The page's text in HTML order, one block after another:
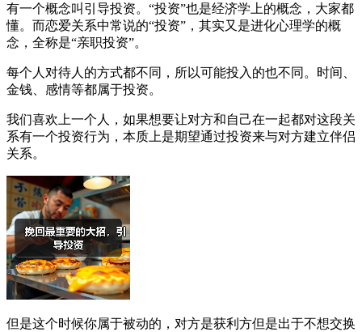
有一个概念叫引导投资。“投资”也是经济学上的概念，大家都
懂。而恋爱关系中常说的“投资”，其实又是进化心理学的概
念，全称是“亲职投资”。
每个人对待人的方式都不同，所以可能投入的也不同。时间、
金钱、感情等都属于投资。
我们喜欢上一个人，如果想要让对方和自己在一起都对这段关
系有一个投资行为，本质上是期望通过投资来与对方建立伴侣
关系。
但是这个时候你属于被动的，对方是获利方但是出于不想交换